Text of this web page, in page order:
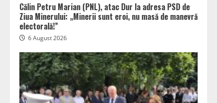
Călin Petru Marian (PNL), atac Dur la adresa PSD de
Ziua Minerului: „Minerii sunt eroi, nu masă de manevră
electorală!”
6 August 2026